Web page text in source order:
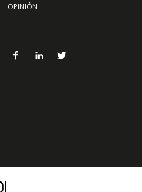
OPINIÓN